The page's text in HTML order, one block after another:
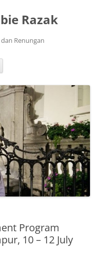
Razak
Renungan
Program
10 – 12 July